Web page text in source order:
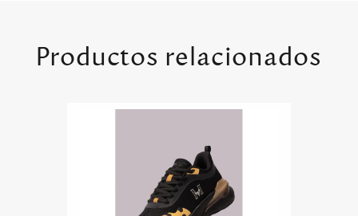
Productos relacionados